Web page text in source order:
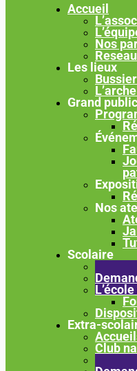
Accueil
Nos
Les lieux
Grand public
Nos
Scolaire
Extra-
Club